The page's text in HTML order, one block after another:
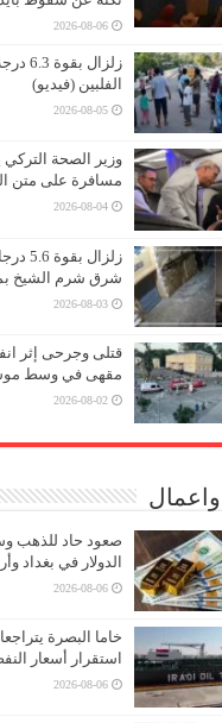
2026-08-06
الفلبين (فيديو)
2026-08-05
وزير الصحة التركي
مسافرة على متن
2026-08-04
زلزال
شرق شرم الشيخ
2026-08-03
قتلى وجرحى إثر
مقهى في وسط
2026-08-02
صعود حاد للذهب
الدولار في بغداد
2026-08-06
خاما البصرة
استقرار أسعار
2026-08-06